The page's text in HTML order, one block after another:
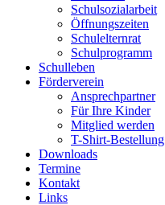
Schulsozialarbeit
Öffnungszeiten
Schulelternrat
Schulprogramm
Schulleben
Förderverein
Ansprechpartner
Für Ihre Kinder
Mitglied werden
T-Shirt-Bestellung
Downloads
Termine
Kontakt
Links